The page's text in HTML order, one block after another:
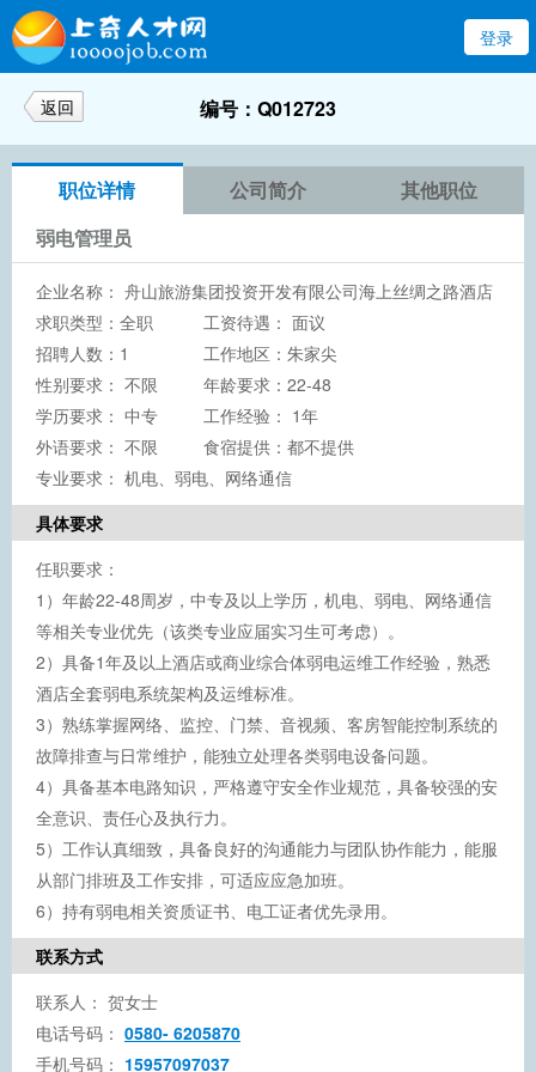
登录
返回 编号：Q012723
职位详情 公司简介
其他职位
弱电管理员
企业名称： 舟山旅游集团投资开发有限公司海上丝绸之路酒店
求职类型：全职
工资待遇： 面议
招聘人数：1
工作地区：朱家尖
性别要求： 不限
年龄要求：22-48
学历要求： 中专
工作经验： 1年
外语要求： 不限
食宿提供：都不提供
专业要求： 机电、弱电、网络通信
具体要求
任职要求：
1）年龄22-48周岁，中专及以上学历，机电、弱电、网络通信
等相关专业优先（该类专业应届实习生可考虑）。
2）具备1年及以上酒店或商业综合体弱电运维工作经验，熟悉
酒店全套弱电系统架构及运维标准。
3）熟练掌握网络、监控、门禁、音视频、客房智能控制系统的
故障排查与日常维护，能独立处理各类弱电设备问题。
4）具备基本电路知识，严格遵守安全作业规范，具备较强的安
全意识、责任心及执行力。
5）工作认真细致，具备良好的沟通能力与团队协作能力，能服
从部门排班及工作安排，可适应应急加班。
6）持有弱电相关资质证书、电工证者优先录用。
联系方式
联系人： 贺女士
电话号码： 0580- 6205870
手机号码： 15957097037